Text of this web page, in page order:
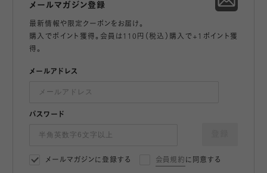
メールマガジン登録
最新情報や限定クーポンをお届け。
購入でポイント獲得。会員は110円（税込）購入で+1ポイント獲
得。
メールアドレス
パスワード
メールマガジンに登録する 会員規約 に同意する